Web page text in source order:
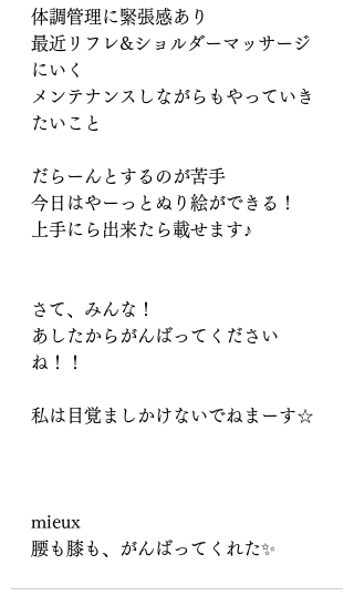
体調管理に緊張感あり
最近リフレ&ショルダーマッサージ
にいく
メンテナンスしながらもやっていき
たいこと
だらーんとするのが苦手
今日はやーっとぬり絵ができる！
上手にら出来たら載せます♪
さて、みんな！
あしたからがんばってください
ね！！
私は目覚ましかけないでねまーす☆
mieux
腰も膝も、がんばってくれた✨